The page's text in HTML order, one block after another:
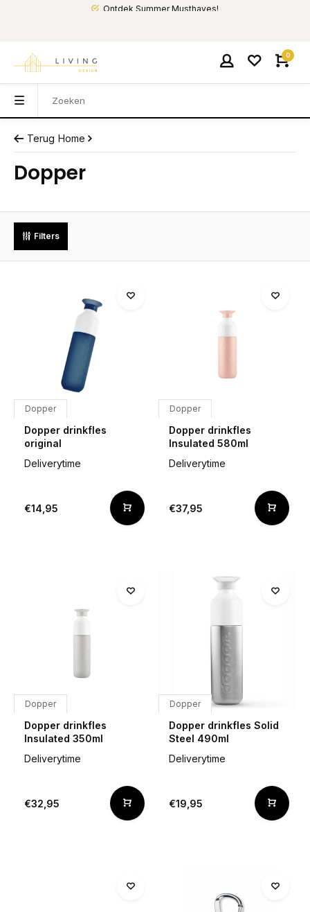
Ontdek Summer Musthaves!
0
Terug Home
Dopper
Filters
Dopper
Dopper drinkfles
original
Deliverytime
€14,95
Dopper
Dopper drinkfles
Insulated 580ml
Deliverytime
€37,95
Dopper
Dopper drinkfles
Insulated 350ml
Deliverytime
€32,95
Dopper
Dopper drinkfles Solid
Steel 490ml
Deliverytime
€19,95